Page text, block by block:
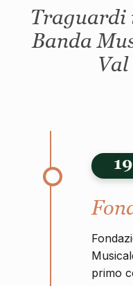
Traguardi
Banda
primo